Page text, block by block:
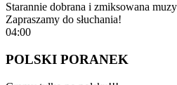
Starannie dobrana i zmiksowana
Zapraszamy do słuchania!
04:00
POLSKI PORANEK